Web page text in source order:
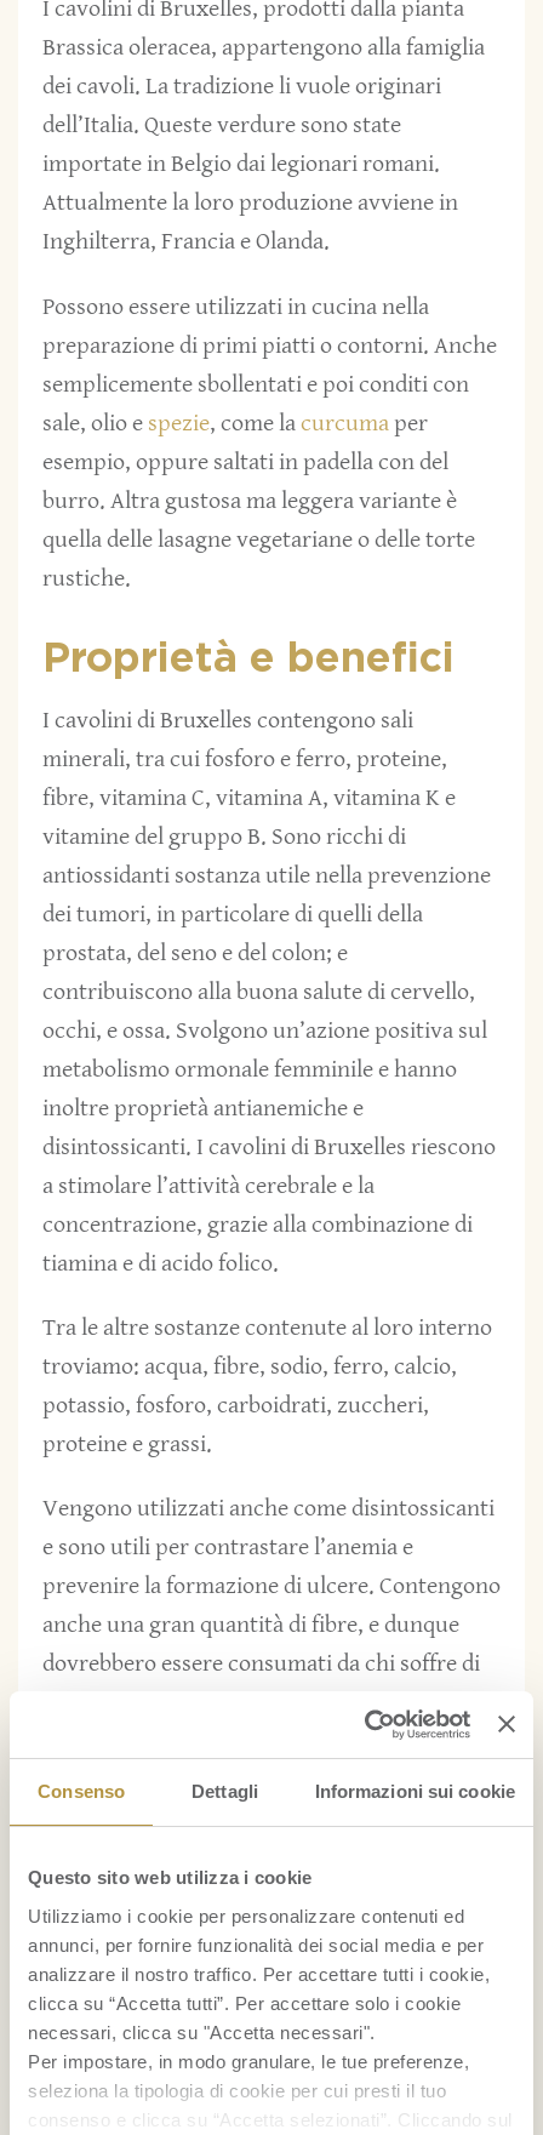
Consenso Dettagli Informazioni sui cookie
Questo sito web utilizza i cookie
Utilizziamo i cookie per personalizzare contenuti ed
annunci, per fornire funzionalità dei social media e per
analizzare il nostro traffico. Per accettare tutti i cookie,
clicca su “Accetta tutti”. Per accettare solo i cookie
necessari, clicca su "Accetta necessari".
Per impostare, in modo granulare, le tue preferenze,
seleziona la tipologia di cookie per cui presti il tuo
consenso e clicca su “Accetta selezionati”. Cliccando sul
I cavolini di Bruxelles, prodotti dalla pianta
Brassica oleracea, appartengono alla famiglia
dei cavoli. La tradizione li vuole originari
dell’Italia. Queste verdure sono state
importate in Belgio dai legionari romani.
Attualmente la loro produzione avviene in
Inghilterra, Francia e Olanda.
Possono essere utilizzati in cucina nella
preparazione di primi piatti o contorni. Anche
semplicemente sbollentati e poi conditi con
sale, olio e spezie, come lacurcumaper
esempio, oppure saltati in padella con del
burro. Altra gustosa ma leggera variante è
quella delle lasagne vegetariane o delle torte
rustiche.
Proprietà e benefici
I cavolini di Bruxelles contengono sali
minerali, tra cui fosforo e ferro, proteine,
fibre, vitamina C, vitamina A, vitamina K e
vitamine del gruppo B. Sono ricchi di
antiossidanti sostanza utile nella prevenzione
dei tumori, in particolare di quelli della
prostata, del seno e del colon; e
contribuiscono alla buona salute di cervello,
occhi, e ossa. Svolgono un’azione positiva sul
metabolismo ormonale femminile e hanno
inoltre proprietà antianemiche e
disintossicanti. I cavolini di Bruxelles riescono
a stimolare l’attività cerebrale e la
concentrazione, grazie alla combinazione di
tiamina e di acido folico.
Tra le altre sostanze contenute al loro interno
troviamo: acqua, fibre, sodio, ferro, calcio,
potassio, fosforo, carboidrati, zuccheri,
proteine e grassi.
Vengono utilizzati anche come disintossicanti
e sono utili per contrastare l’anemia e
prevenire la formazione di ulcere. Contengono
anche una gran quantità di fibre, e dunque
dovrebbero essere consumati da chi soffre di
stitichezza e irregolarità intestinale.
La consumazione di queste verdure è
consigliata a chi segue una dieta ipocalorica:
Fare il pieno di cavoletti di Bruxelles, inoltre,
contribuisce alla salute di polmoni e vie
respiratorie, perchésvolgono un’azione
detox. E, dulcis in fundo: sono amici delle
donne in gravidanza, grazie al loro elevato
contenuto di acido folico.